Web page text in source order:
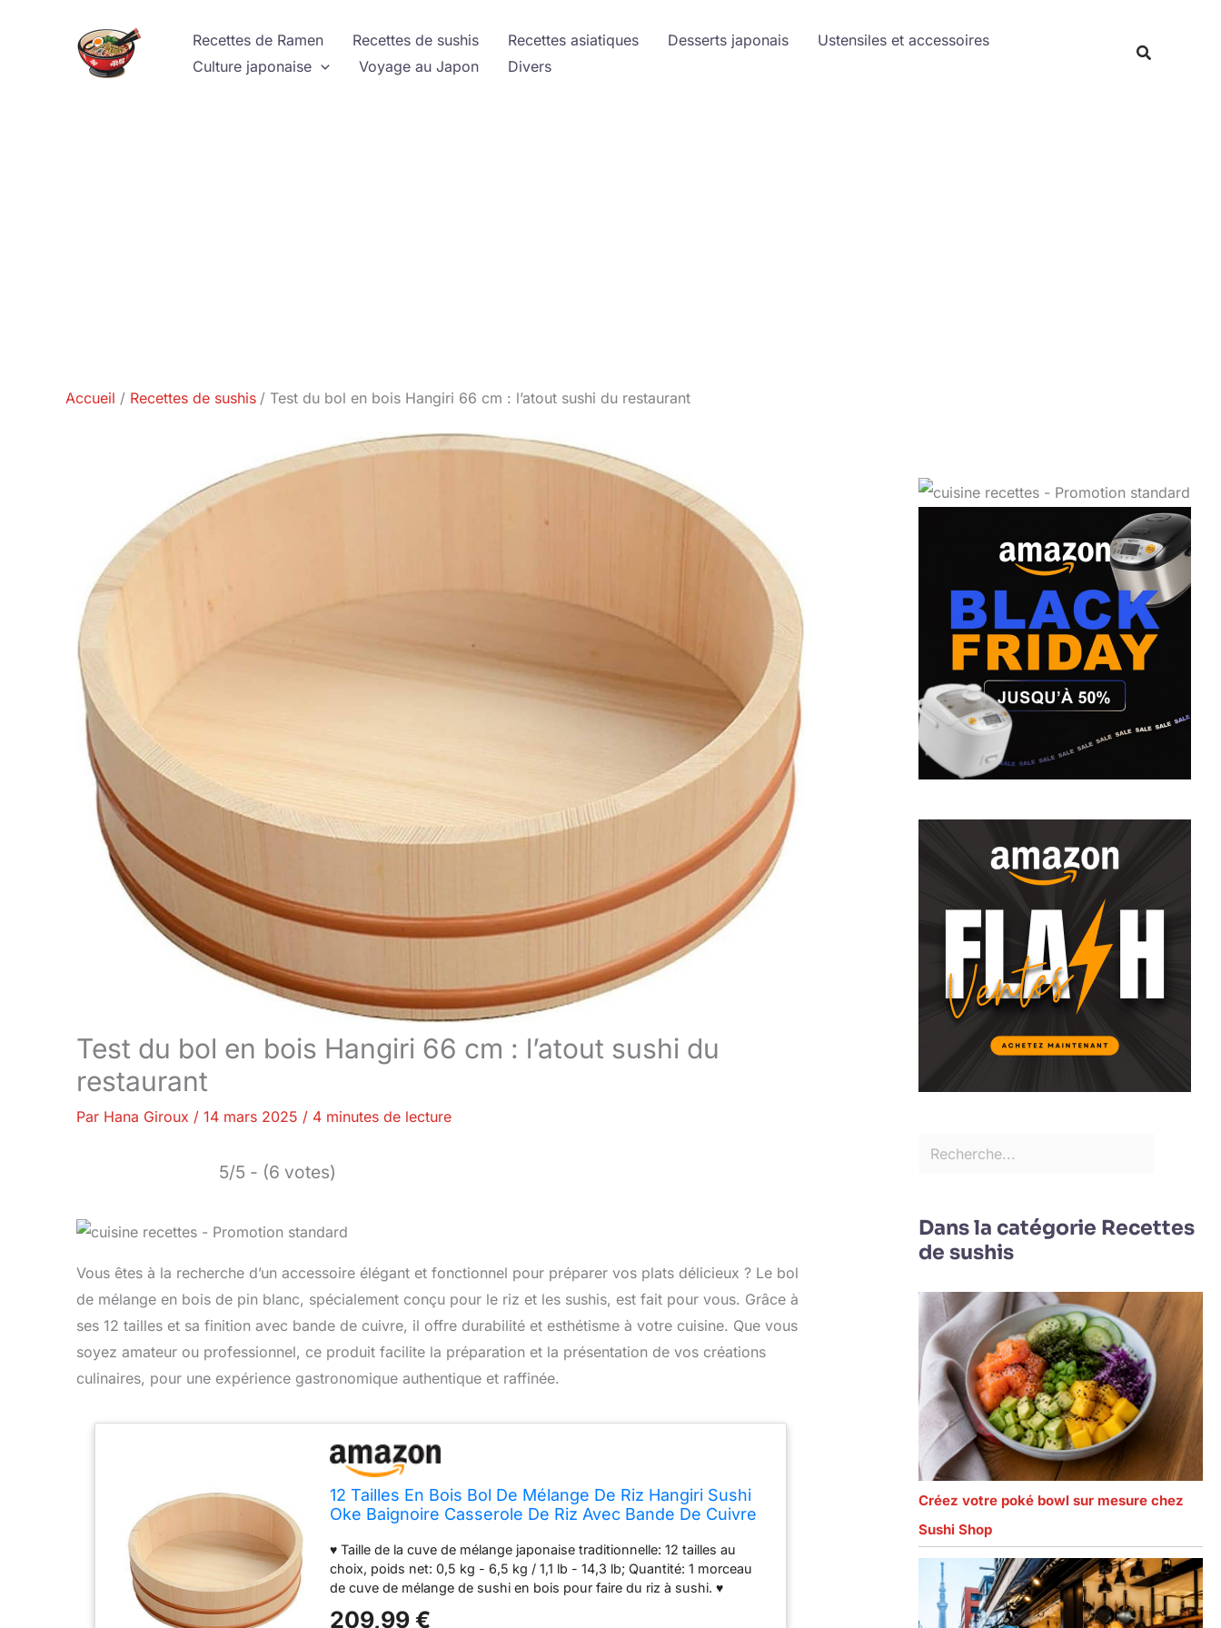
Recettes de Ramen Recettes de sushis Recettes asiatiques Desserts japonais
Ustensiles et accessoires
Culture japonaise
Voyage au Japon Divers
Accueil Recettes de sushis Test du bol en bois Hangiri 66 cm : l’atout sushi du restaurant
Test du bol en bois Hangiri 66 cm : l’atout sushi du
restaurant
Par Hana Giroux / 14 mars 2025 / 4 minutes de lecture
5/5 - (6 votes)
Vous êtes à la recherche d’un accessoire élégant et fonctionnel pour préparer vos plats délicieux ? Le bol
de mélange en bois de pin blanc, spécialement conçu pour le riz et les sushis, est fait pour vous. Grâce à
ses 12 tailles et sa finition avec bande de cuivre, il offre durabilité et esthétisme à votre cuisine. Que vous
soyez amateur ou professionnel, ce produit facilite la préparation et la présentation de vos créations
culinaires, pour une expérience gastronomique authentique et raffinée.
12 Tailles En Bois Bol De Mélange De Riz Hangiri Sushi
Oke Baignoire Casserole De Riz Avec Bande De Cuivre
♥ Taille de la cuve de mélange japonaise traditionnelle: 12 tailles au
choix, poids net: 0,5 kg - 6,5 kg / 1,1 lb - 14,3 lb; Quantité: 1 morceau
de cuve de mélange de sushi en bois pour faire du riz à sushi. ♥
209,99 €
Dans la catégorie Recettes
de sushis
Créez votre poké bowl sur mesure chez
Sushi Shop